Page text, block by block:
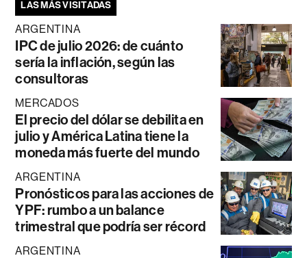
LAS MÁS VISITADAS
ARGENTINA
IPC de julio 2026: de cuánto
sería la inflación, según las
consultoras
MERCADOS
El precio del dólar se debilita en
julio y América Latina tiene la
moneda más fuerte del mundo
ARGENTINA
Pronósticos para las acciones de
YPF: rumbo a un balance
trimestral que podría ser récord
ARGENTINA